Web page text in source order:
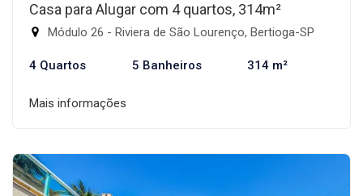
Casa para Alugar com 4 quartos, 314m²
Módulo 26 - Riviera de São Lourenço, Bertioga-SP
4 Quartos 5 Banheiros 314 m²
Mais informações